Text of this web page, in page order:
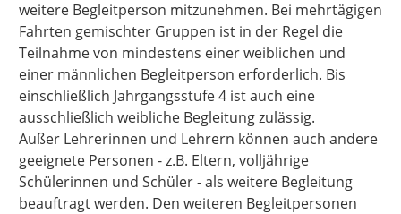
weitere Begleitperson mitzunehmen. Bei mehrtägigen
Fahrten gemischter Gruppen ist in der Regel die
Teilnahme von mindestens einer weiblichen und
einer männlichen Begleitperson erforderlich. Bis
einschließlich Jahrgangsstufe 4 ist auch eine
ausschließlich weibliche Begleitung zulässig.
Außer Lehrerinnen und Lehrern können auch andere
geeignete Personen - z.B. Eltern, volljährige
Schülerinnen und Schüler - als weitere Begleitung
beauftragt werden. Den weiteren Begleitpersonen